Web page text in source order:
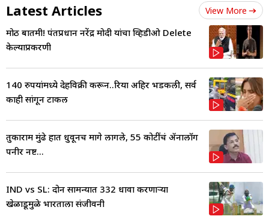
Latest Articles View More
मोठी बातमी! पंतप्रधान नरेंद्र मोदी यांचा व्हिडीओ Delete
केल्याप्रकरणी
140 रुपयांमध्ये देहविक्री करून..रिया अहिर भडकली, सर्व
काही सांगून टाकल
तुकाराम मुंढे हात धुवूनच मागे लागले, 55 कोटींचं ॲनालॉग
पनीर नष्ट...
IND vs SL: दोन सामन्यात 332 धावा करणाऱ्या
खेळाडूमुळे भारताला संजीवनी